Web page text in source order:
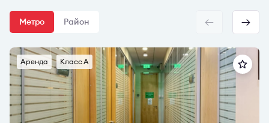
Метро Район
Аренда Класс A